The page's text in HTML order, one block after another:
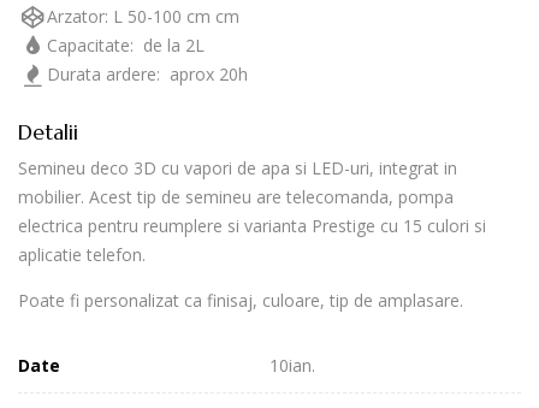
Arzator: L 50-100 cm cm
Capacitate: de la 2L
Durata ardere: aprox 20h
Detalii
Semineu deco 3D cu vapori de apa si LED-uri, integrat in
mobilier. Acest tip de semineu are telecomanda, pompa
electrica pentru reumplere si varianta Prestige cu 15 culori si
aplicatie telefon.
Poate fi personalizat ca finisaj, culoare, tip de amplasare.
Date 10Ian.